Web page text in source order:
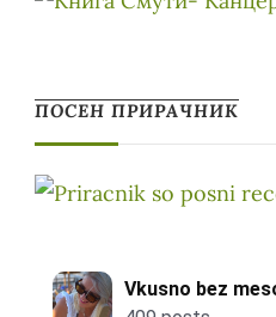
ПОСЕН ПРИРАЧНИК